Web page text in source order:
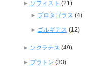
ソフィスト (21)
プロタゴラス (4)
ゴルギアス (12)
ソクラテス (49)
プラトン (33)